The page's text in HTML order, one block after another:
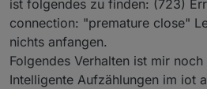
ist folgendes zu finden: (723)
connection: "premature close"
nichts anfangen.
Folgendes Verhalten ist mir
Intelligente Aufzählungen im iot